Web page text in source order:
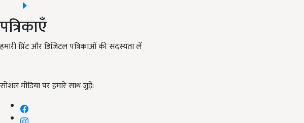
पत्रिकाएँ
हमारी प्रिंट और डिजिटल पत्रिकाओं की सदस्यता लें
सोशल मीडिया पर हमारे साथ जुड़ें: